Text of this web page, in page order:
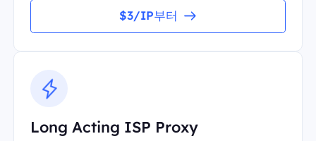
$3/IP부터
Long Acting ISP Proxy